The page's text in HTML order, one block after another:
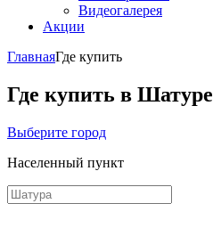
Видеогалерея
Акции
ГлавнаяГде купить
Где купить в Шатуре
Выберите город
Населенный пункт